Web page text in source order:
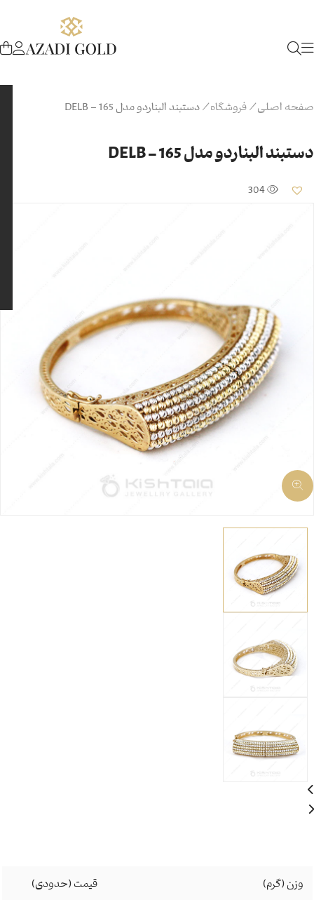
صفحه اصلی/فروشگاه/دستبند البناردو مدل DELB – 165
دستبند البناردو مدل DELB – 165
304
وزن (گرم) قیمت (حدودی)